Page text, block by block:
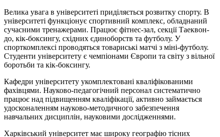
Велика увага в університеті приділяється розвитку спорту. В
університеті функціонує спортивний комплекс, обладнаний
сучасними тренажерами. Працює фітнес-зал, секції Таеквон-
до, кік-боксингу, східних єдиноборств та футболу. У
спорткомплексі проводяться товариські матчі з міні-футболу.
Студенти університету є чемпіонами Європи та світу з вільної
боротьби та кік-боксингу.
Кафедри університету укомплектовані кваліфікованими
фахівцями. Науково-педагогічний персонал систематично
працює над підвищенням кваліфікації, активно займається
удосконаленням науково-методичного забезпечення
навчальних дисциплін, науковими дослідженнями.
Харківський університет має широку географію тісних